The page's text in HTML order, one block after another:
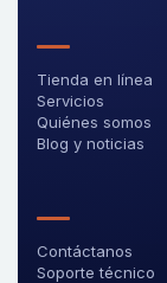
Tienda en línea
Servicios
Quiénes somos
Blog y noticias
Contáctanos
Soporte técnico